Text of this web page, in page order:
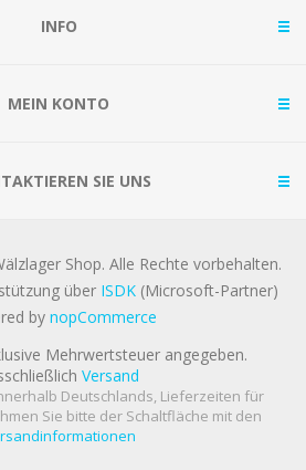
INFO
MEIN KONTO
SIE UNS
Shop. Alle Rechte vorbehalten.
über ISDK (Microsoft-Partner)
by nopCommerce
Mehrwertsteuer angegeben.
Versand
Deutschlands, Lieferzeiten für
Sie bitte der Schaltfläche mit den